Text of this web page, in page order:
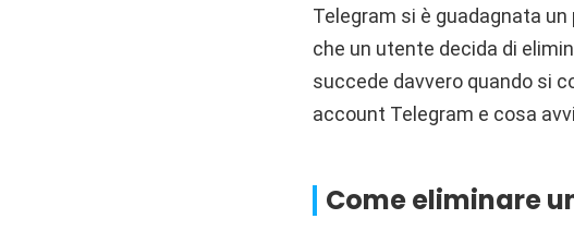
Telegram si è guadagnata
che un utente decida di
succede davvero quando si
account Telegram e cosa
Come eliminare